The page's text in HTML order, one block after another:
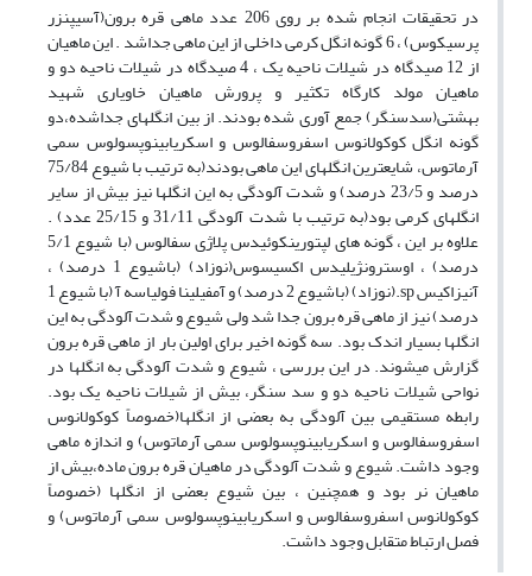
در تحقیقات انجام شده بر روی 206 عدد ماهی قره برون(آسیپنزر
پرسیکوس) ، 6 گونه انگل کرمی داخلی از این ماهی جداشد . این ماهیان
از 12 صیدگاه در شیلات ناحیه یک ، 4 صیدگاه در شیلات ناحیه دو و
ماهیان مولد کارگاه تکثیر و پرورش ماهیان خاویاری شهید
بهشتی(سدسنگر) جمع آوری شده بودند. از بین انگلهای جداشده،دو
گونه انگل کوکولانوس اسفروسفالوس و اسکریابینوپسولوس سمی
آرماتوس، شایعترین انگلهای این ماهی بودند(به ترتیب با شیوع 75/84
درصد و 23/5 درصد) و شدت آلودگی به این انگلها نیز بیش از سایر
انگلهای کرمی بود(به ترتیب با شدت آلودگی 31/11 و 25/15 عدد) .
علاوه بر این ، گونه های لپتورینکوئیدس پلاژی سفالوس (با شیوع 5/1
درصد) ، اوسترونژیلیدس اکسیسوس(نوزاد) (باشیوع 1 درصد) ،
آنیزاکیس sp.(نوزاد) (باشیوع 2 درصد) و آمفیلینا فولیاسه آ (با شیوع 1
درصد) نیز از ماهی قره برون جدا شد ولی شیوع و شدت آلودگی به این
انگلها بسیار اندک بود. سه گونه اخیر برای اولین بار از ماهی قره برون
گزارش میشوند. در این بررسی ، شیوع و شدت آلودگی به انگلها در
نواحی شیلات ناحیه دو و سد سنگر، بیش از شیلات ناحیه یک بود.
رابطه مستقیمی بین آلودگی به بعضی از انگلها(خصوصاً کوکولانوس
اسفروسفالوس و اسکریابینوپسولوس سمی آرماتوس) و اندازه ماهی
وجود داشت. شیوع و شدت آلودگی در ماهیان قره برون ماده،بیش از
ماهیان نر بود و همچنین ، بین شیوع بعضی از انگلها (خصوصاً
کوکولانوس اسفروسفالوس و اسکریابینوپسولوس سمی آرماتوس) و
فصل ارتباط متقابل وجود داشت.